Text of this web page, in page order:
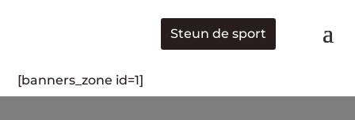
Steun de sport
[banners_zone id=1]